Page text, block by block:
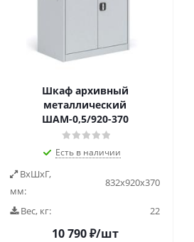
Шкаф архивный
металлический
ШАМ-0,5/920-370
Есть в наличии
ВxШxГ,
мм:
832х920х370
Вес, кг: 22
10 790₽/шт